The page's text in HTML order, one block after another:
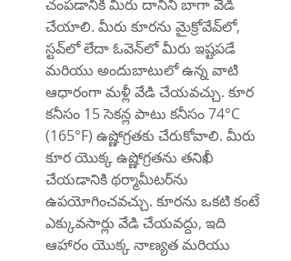
చంపడానికి మీరు దానిని బాగా వేడి
చేయాలి. మీరు కూరను మైక్రోవేవ్‌లో,
స్టవ్‌లో లేదా ఓవెన్‌లో మీరు ఇష్టపడే
మరియు అందుబాటులో ఉన్న వాటి
ఆధారంగా మళ్లీ వేడి చేయవచ్చు. కూర
కనీసం 15 సెకన్ల పాటు కనీసం 74°C
(165°F) ఉష్ణోగ్రతకు చేరుకోవాలి. మీరు
కూర యొక్క ఉష్ణోగ్రతను తనిఖీ
చేయడానికి థర్మామీటర్‌ను
ఉపయోగించవచ్చు. కూరను ఒకటి కంటే
ఎక్కువసార్లు వేడి చేయవద్దు, ఇది
ఆహారం యొక్క నాణ్యత మరియు